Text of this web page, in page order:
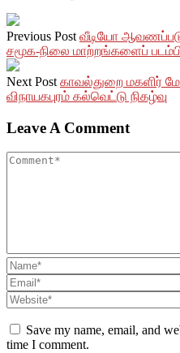
Previous Post வீடியோ
சமூக-நிலை மாற்றங்களைப்
Next Post காவல்துறை மகளிர்
விநாயகபுரம் கல்வெட்டு நிகழ்வு
Leave A Comment
Save my name, email, and
time I comment.